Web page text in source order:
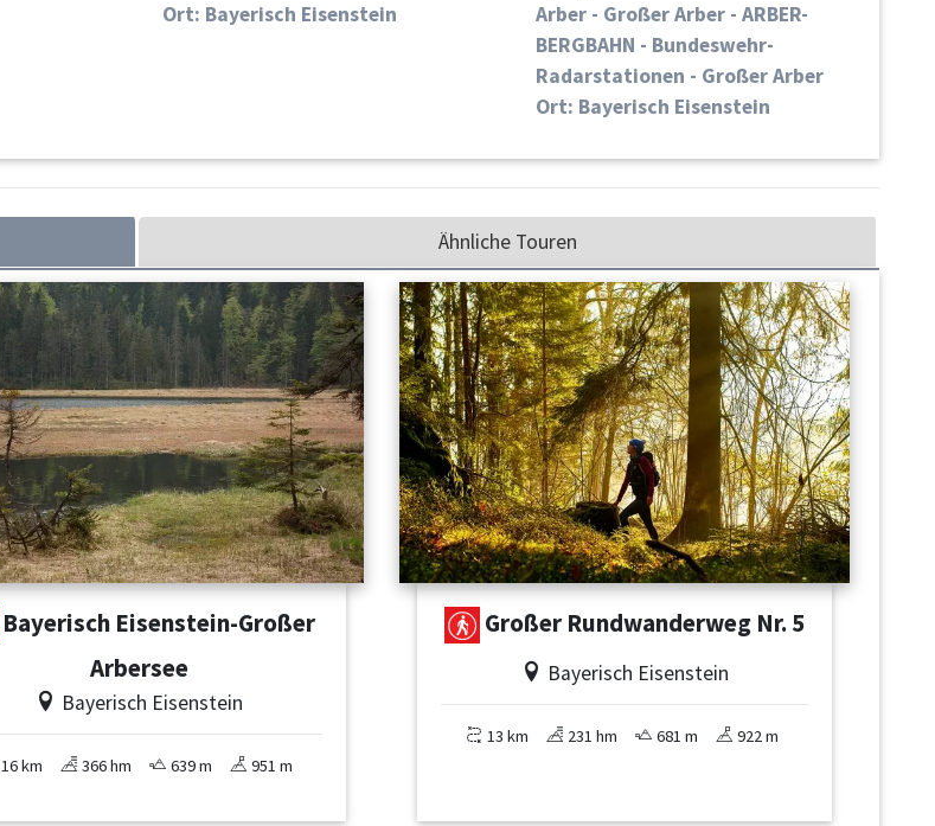
Ort: Bayerisch Eisenstein
Arber - Großer Arber - ARBER-
BERGBAHN - Bundeswehr-
Radarstationen - Großer Arber
Ort: Bayerisch Eisenstein
Ähnliche Touren
Bayerisch Eisenstein-Großer
Arbersee
Bayerisch Eisenstein
16 km 366 hm 639 m 951 m
Großer Rundwanderweg Nr. 5
Bayerisch Eisenstein
13 km 231 hm 681 m 922 m